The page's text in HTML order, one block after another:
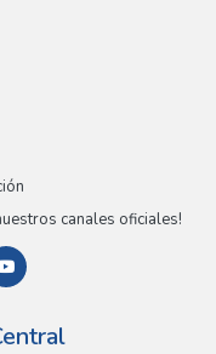
canales oficiales!